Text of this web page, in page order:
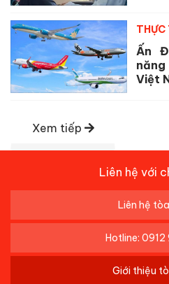
THỰC
Ấn
Việt
Xem tiếp
Liên hệ với
Liên hệ
Hotline:
Giới thiệu